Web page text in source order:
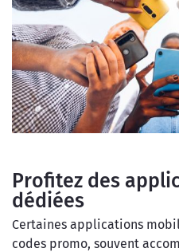
Profitez des
dédiées
Certaines applications
codes promo, souvent